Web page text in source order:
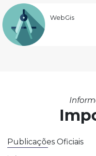
WebGis
Publicações Oficiais